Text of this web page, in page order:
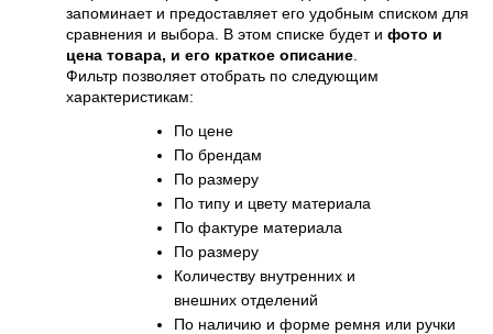
запоминает и предоставляет его удобным списком для
сравнения и выбора. В этом списке будет и фото и
цена товара, и его краткое описание
Фильтр позволяет отобрать по следующим
характеристикам:
по цене
по брендам
по размеру
по типу и цвету материала
по фактуре материала
по размеру
количеству внутренних и
внешних отделений
по наличию и форме ремня или ручки